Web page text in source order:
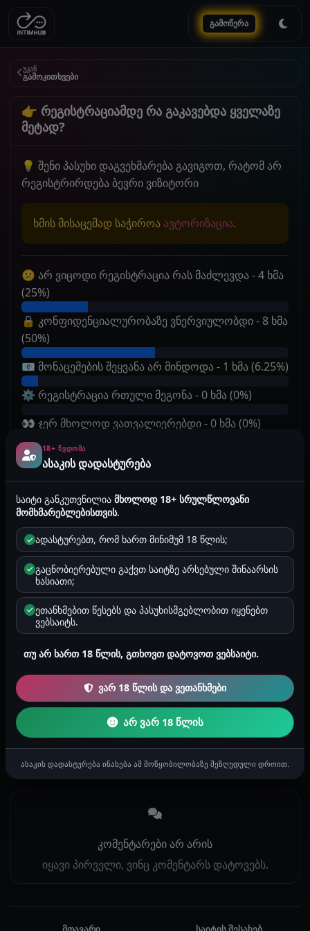
გამოწერა
უკან
გამოკითხვები
👉 რეგისტრაციამდე რა გაკავებდა ყველაზე
მეტად?
💡 შენი პასუხი დაგვეხმარება გავიგოთ, რატომ არ
რეგისტრირდება ბევრი ვიზიტორი
ხმის მისაცემად საჭიროა ავტორიზაცია.
😕 არ ვიცოდი რეგისტრაცია რას მაძლევდა - 4 ხმა
(25%)
🔒 კონფიდენციალურობაზე ვნერვიულობდი - 8 ხმა
(50%)
📧 მონაცემების შეყვანა არ მინდოდა - 1 ხმა (6.25%)
⚙️ რეგისტრაცია რთული მეგონა - 0 ხმა (0%)
👀 ჯერ მხოლოდ ვათვალიერებდი - 0 ხმა (0%)
📱 მობილურით მოუხერხებელი ჩანდა - 1 ხმა
(6.25%)
✅ არაფერი მაკავებდა - 2 ხმა (12.5%)
✍️ სხვა მიზეზი - 0 ხმა (0%)
ჯამური ხმების რაოდენობა: 16
2026-05-29 21:34 / 343
კომენტარის დასატოვებლად საჭიროა
ავტორიზაცია.
კომენტარები
კომენტარები არ არის
იყავი პირველი, ვინც კომენტარს დატოვებს.
18+ ᲬᲕᲓᲝᲛᲐ
ასაკის დადასტურება
საიტი განკუთვნილიამხოლოდ 18+ სრულწლოვანი
მომხმარებლებისთვის.
ადასტურებთ, რომ ხართ მინიმუმ 18 წლის;
გაცნობიერებული გაქვთ საიტზე არსებული შინაარსის
ხასიათი;
ეთანხმებით წესებს და პასუხისმგებლობით იყენებთ
ვებსაიტს.
თუ არ ხართ 18 წლის, გთხოვთ დატოვოთ ვებსაიტი.
ვარ 18 წლის და ვეთანხმები
არ ვარ 18 წლის
ასაკის დადასტურება ინახება ამ მოწყობილობაზე შეზღუდული დროით.